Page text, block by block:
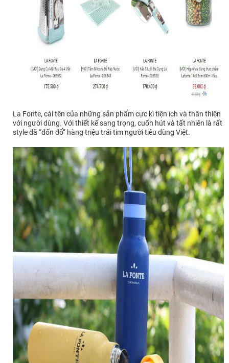
La Fonte, cái tên của những sản phẩm cực kì tiện ích và thân thiện
với người dùng. Với thiết kế sang trọng, cuốn hút và tất nhiên là rất
style đã “đốn đổ” hàng triệu trái tim người tiêu dùng Việt.